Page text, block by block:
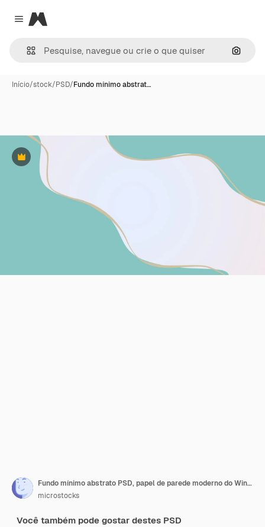
Close menu
Magnific
Início/stock/PSD/Fundo mínimo abstrat…
Premium
Fundo mínimo abstrato PSD, papel de parede moderno do Windows 4K, tamanho panorâmico 2022
microstocks
Você também pode gostar destes PSD